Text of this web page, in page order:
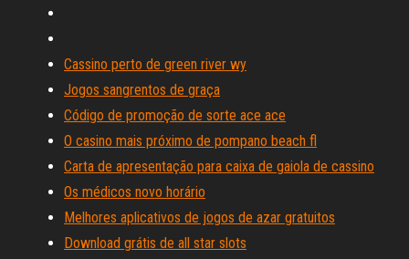
Cassino perto de green river wy
Jogos sangrentos de graça
Código de promoção de sorte ace ace
O casino mais próximo de pompano beach fl
Carta de apresentação para caixa de gaiola de cassino
Os médicos novo horário
Melhores aplicativos de jogos de azar gratuitos
Download grátis de all star slots